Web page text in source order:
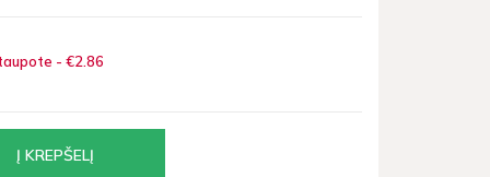
- €2 86